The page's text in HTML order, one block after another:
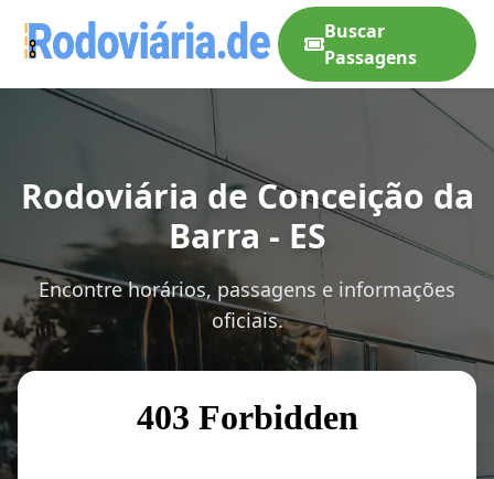
Buscar
Passagens
Rodoviária de Conceição da
Barra - ES
Encontre horários, passagens e informações
oficiais.